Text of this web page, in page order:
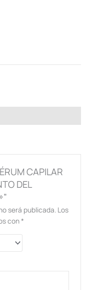
CAPILAR
DEL
será publicada. Los
con*